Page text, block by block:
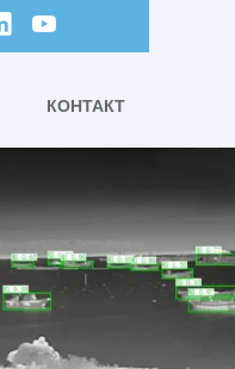
КОНТАКТ